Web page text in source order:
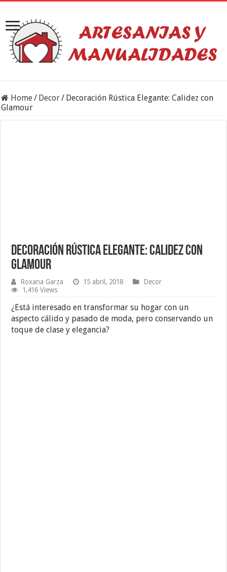
Home/ Decor/ Decoración Rústica Elegante: Calidez con
Glamour
Decoración Rústica Elegante: Calidez con
Glamour
Roxana Garza 15 abril, 2018
Decor
1,416 Views
¿Está interesado en transformar su hogar con un
aspecto cálido y pasado de moda, pero conservando un
toque de clase y elegancia?